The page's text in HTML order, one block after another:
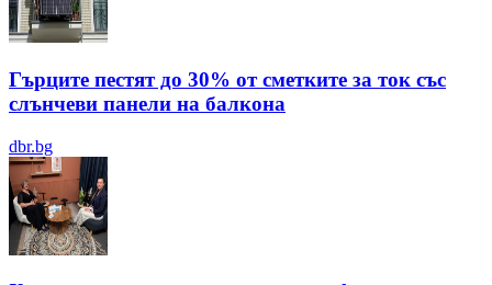
Гърците пестят до 30% от сметките за ток със
слънчеви панели на балкона
dbr.bg